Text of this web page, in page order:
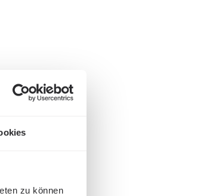
zu können